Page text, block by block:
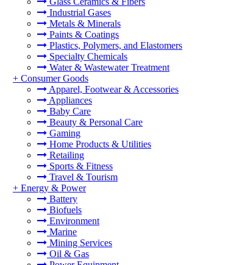
Industrial Gases
Metals & Minerals
Paints & Coatings
Plastics, Polymers, and Elastomers
Specialty Chemicals
Water & Wastewater Treatment
+ Consumer Goods
Apparel, Footwear & Accessories
Appliances
Baby Care
Beauty & Personal Care
Gaming
Home Products & Utilities
Retailing
Sports & Fitness
Travel & Tourism
+ Energy & Power
Battery
Biofuels
Environment
Marine
Mining Services
Oil & Gas